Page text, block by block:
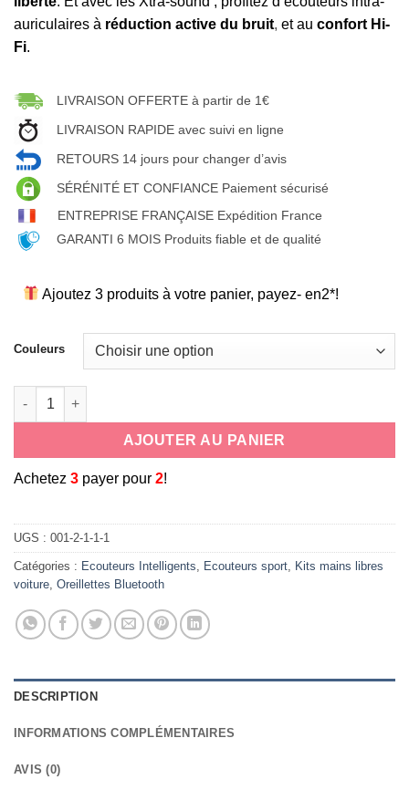
auriculaires à réduction active du bruit, et au confort Hi-
Fi.
LIVRAISON OFFERTE à partir de 1€
LIVRAISON RAPIDE avec suivi en ligne
RETOURS 14 jours pour changer d’avis
SÉRÉNITÉ ET CONFIANCE Paiement sécurisé
ENTREPRISE FRANÇAISE Expédition France
GARANTI 6 MOIS Produits fiable et de qualité
Ajoutez 3 produits à votre panier, payez- en2*!
Couleurs
quantité de Écouteurs stéréo sans fil bluetooth 5.0 true
AJOUTER AU PANIER
Achetez 3 payer pour 2!
UGS : 001-2-1-1-1
Catégories : Ecouteurs Intelligents Ecouteurs sport Kits mains libres
voiture Oreillettes Bluetooth
DESCRIPTION
INFORMATIONS COMPLÉMENTAIRES
AVIS (0)